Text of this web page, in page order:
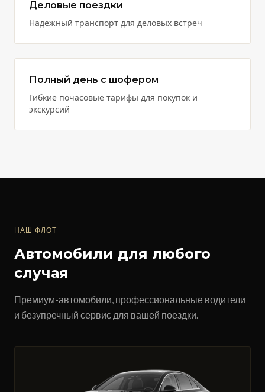
Деловые поездки
Надежный транспорт для деловых встреч
Полный день с шофером
Гибкие почасовые тарифы для покупок и
экскурсий
НАШ ФЛОТ
Автомобили для любого
случая
Премиум-автомобили, профессиональные водители
и безупречный сервис для вашей поездки.